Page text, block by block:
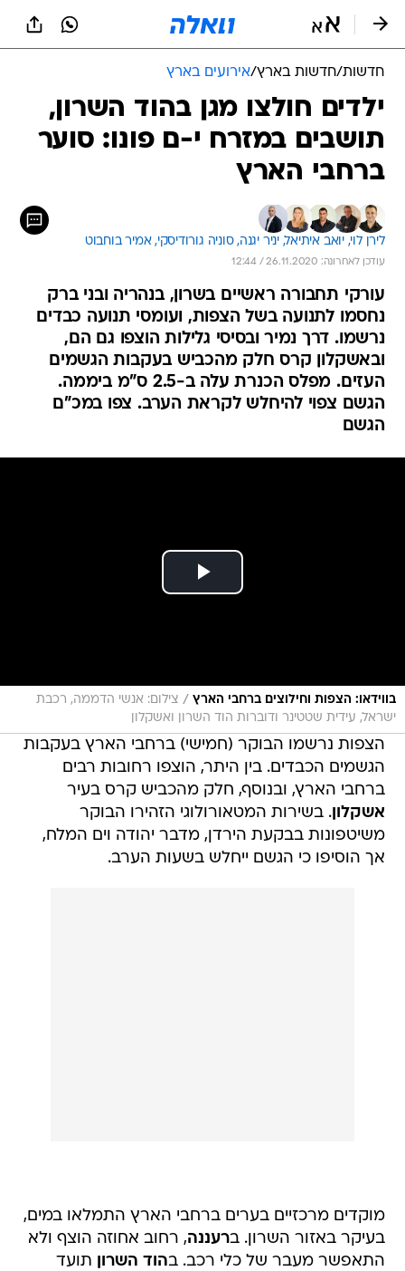
חדשות/חדשות בארץ/אירועים בארץ
ילדים חולצו מגן בהוד השרון,
תושבים במזרח י-ם פונו: סוער
ברחבי הארץ
לירן לוי, יואב איתיאל, יניר יגנה, סוניה גורודיסקי, אמיר בוחבוט
עודכן לאחרונה: 26.11.2020 / 12:44
עורקי תחבורה ראשיים בשרון, בנהריה ובני ברק
נחסמו לתנועה בשל הצפות, ועומסי תנועה כבדים
נרשמו. דרך נמיר ובסיסי גלילות הוצפו גם הם,
ובאשקלון קרס חלק מהכביש בעקבות הגשמים
העזים. מפלס הכנרת עלה ב-2.5 ס"מ ביממה.
הגשם צפוי להיחלש לקראת הערב. צפו במכ"ם
הגשם
בווידאו: הצפות וחילוצים ברחבי הארץ / צילום: אנשי הדממה, רכבת
ישראל, עידית שטטינר ודוברות הוד השרון ואשקלון
הצפות נרשמו הבוקר (חמישי) ברחבי הארץ בעקבות
הגשמים הכבדים. בין היתר, הוצפו רחובות רבים
ברחבי הארץ, ובנוסף, חלק מהכביש קרס בעיר
אשקלון. בשירות המטאורולוגי הזהירו הבוקר
משיטפונות בבקעת הירדן, מדבר יהודה וים המלח,
אך הוסיפו כי הגשם ייחלש בשעות הערב.
מוקדים מרכזיים בערים ברחבי הארץ התמלאו במים,
בעיקר באזור השרון. ברעננה, רחוב אחוזה הוצף ולא
התאפשר מעבר של כלי רכב. בהוד השרון תועד